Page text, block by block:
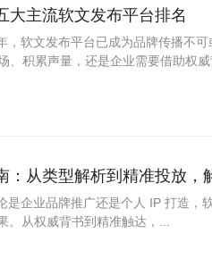
大主流软文发布平台排名
软文发布平台已成为品牌传播不可
、积累声量，还是企业需要借助权
：从类型解析到精准投放，
企业品牌推广还是个人 IP 打造，
。从权威背书到精准触达，...